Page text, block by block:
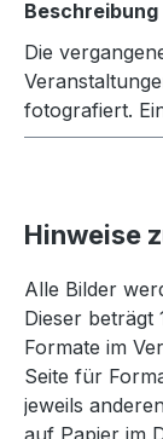
Beschreibung
Die
fotografiert.
Hinweise
Alle Bilder
Dieser beträgt
Formate im
Seite für
jeweils
auf Papier im